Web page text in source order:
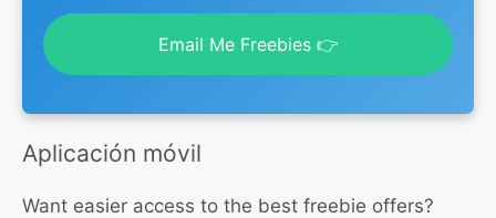
Email Me Freebies 👉
Aplicación móvil
Want easier access to the best freebie offers?